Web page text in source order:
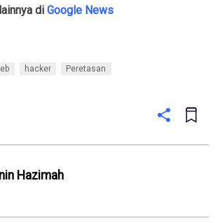
di Google News
hacker Peretasan
Hazimah